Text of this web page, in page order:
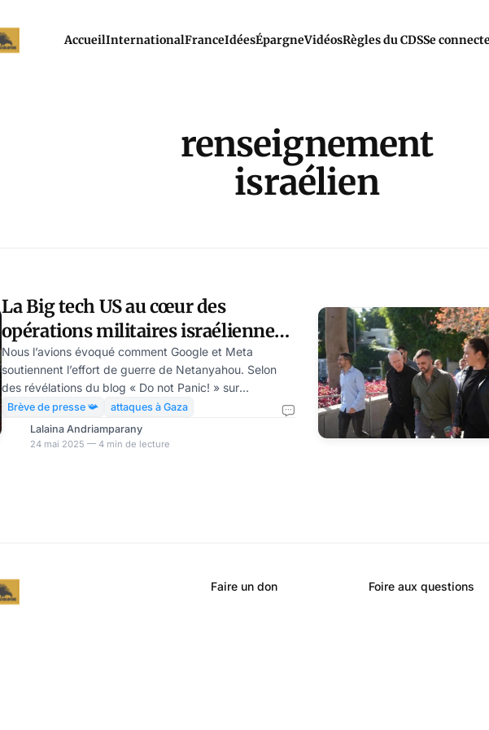
AccueilInternationalFranceIdéesÉpargneVidéosRègles du CDSSe
renseignement
israélien
La Big tech US au cœur des
opérations militaires israéliennes
à Gaza
Nous l’avions évoqué comment Google et Meta
soutiennent l’effort de guerre de Netanyahou. Selon
des révélations du blog « Do not Panic! » sur
Substack, Google et Meta recrutent activement
d’anciens membres du renseignement israélien,
notamment de l’unité 8200, spécialisée dans la
Brève de presse 📯
attaques à Gaza
Lalaina Andriamparany
24 mai 2025 — 4 min de lecture
Faire un don Foire aux questions